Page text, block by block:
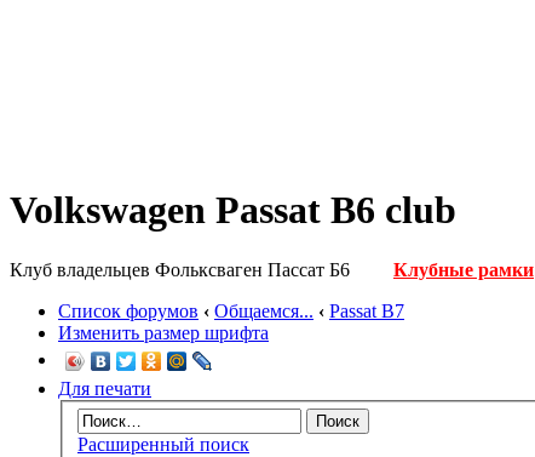
Volkswagen Passat B6 club
Клуб владельцев Фольксваген Пассат Б6
Клубные рамки
Список форумов ‹ Общаемся... ‹ Passat B7
Изменить размер шрифта
Для печати
Расширенный поиск